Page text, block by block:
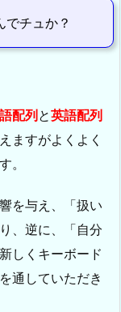
でチュか？
配列 と英語配列
ますがよくよく
。
を与え、「扱い
、逆に、「自分
しくキーボード
通していただき